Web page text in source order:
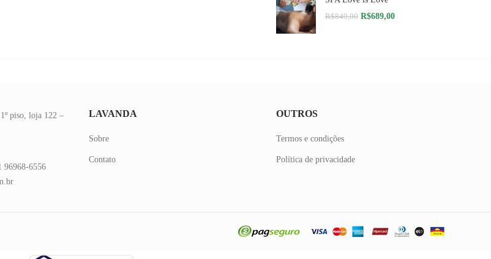
era:
R$359,00.R$299,00.
R$849,00 O
R$689,00O
piso, loja 122 –
96968-6556
LAVANDA
Sobre
Contato
OUTROS
Termos e condições
Política de privacidade